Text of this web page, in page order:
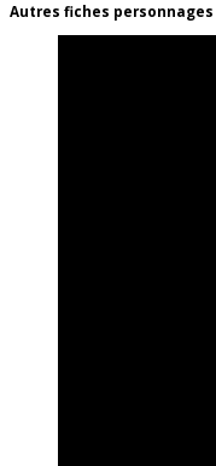
Autres fiches personnages